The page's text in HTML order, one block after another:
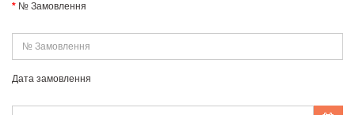
№ Замовлення
Дата замовлення